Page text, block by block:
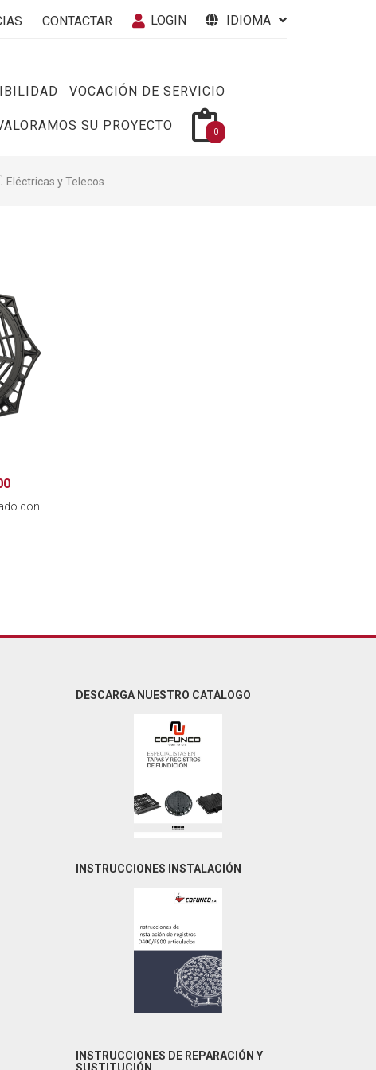
CONTACTAR LOGIN IDIOMA
VOCACIÓN DE SERVICIO
SU PROYECTO 0
Eléctricas y Telecos
con
DESCARGA NUESTRO CATALOGO
INSTRUCCIONES INSTALACIÓN
INSTRUCCIONES DE REPARACIÓN Y